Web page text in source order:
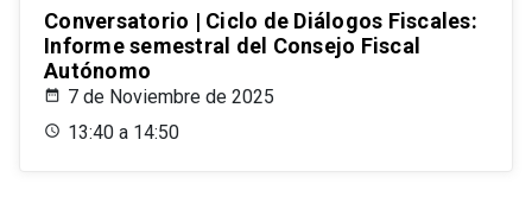
Conversatorio | Ciclo de Diálogos Fiscales:
Informe semestral del Consejo Fiscal
Autónomo
7 de Noviembre de 2025
13:40 a 14:50